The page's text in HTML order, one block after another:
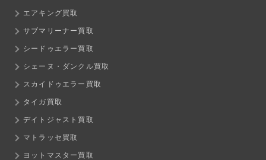
エアキング買取
サブマリーナー買取
シードゥエラー買取
シェーヌ・ダンクル買取
スカイドゥエラー買取
タイガ買取
デイトジャスト買取
マトラッセ買取
ヨットマスター買取